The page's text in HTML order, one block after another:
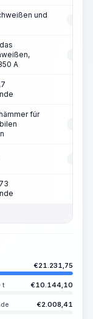
und
A
für
€21.231,75
t €10.144,10
€2.008,41